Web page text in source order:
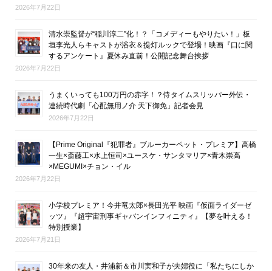
2026年7月22日
清水崇監督が“稲川淳二”化！？「コメディーもやりたい！」板
垣李光人らキャストが浴衣＆提灯ルックで登場！映画『口に関
するアンケート』夏休み直前！公開記念舞台挨拶
2026年7月22日
うまくいっても100万円の赤字！？侍タイムスリッパー外伝・
連続時代劇「心配無用ノ介 天下御免」記者会見
2026年7月22日
【Prime Original『犯罪者』ブルーカーペット・プレミア】高橋
一生×斎藤工×水上恒司×ユースケ・サンタマリア×青木崇高
×MEGUMI×チョン・イル
2026年7月22日
小学校プレミア！今井竜太郎×長田光平 映画『仮面ライダーゼ
ッツ』『超宇宙刑事ギャバンインフィニティ』【夢を叶える！
特別授業】
2026年7月21日
30年来の友人・井浦新＆市川実和子が夫婦役に「私たちにしか